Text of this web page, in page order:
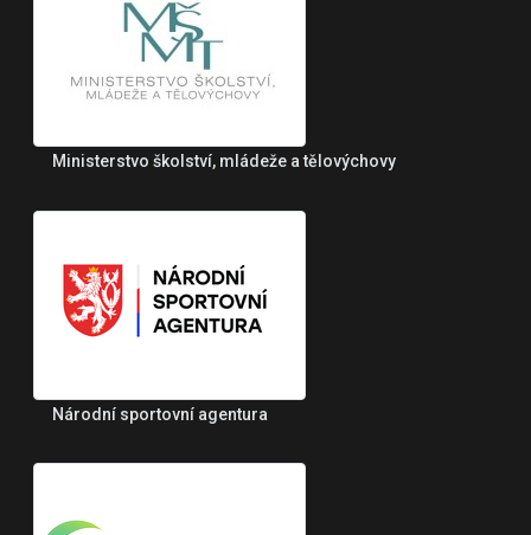
Ministerstvo školství, mládeže a tělovýchovy
Národní sportovní agentura